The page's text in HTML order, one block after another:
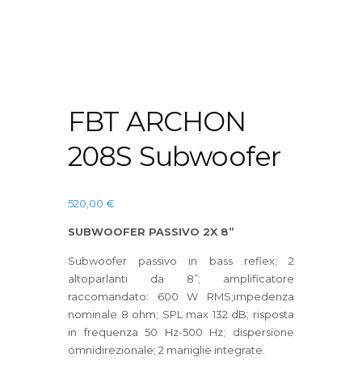
FBT ARCHON
208S Subwoofer
520,00 €
SUBWOOFER PASSIVO 2X 8”
Subwoofer passivo in bass reflex; 2
altoparlanti da 8”; amplificatore
raccomandato: 600 W RMS;impedenza
nominale 8 ohm; SPL max 132 dB; risposta
in frequenza 50 Hz-500 Hz; dispersione
omnidirezionale; 2 maniglie integrate.